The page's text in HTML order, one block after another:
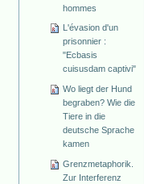
hommes
L'évasion d'un
prisonnier :
"Ecbasis
cuisusdam captivi"
Wo liegt der Hund
begraben? Wie die
Tiere in die
deutsche Sprache
kamen
Grenzmetaphorik.
Zur Interferenz